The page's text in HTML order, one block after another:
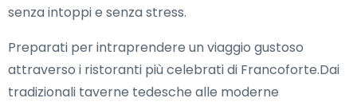
senza intoppi e senza stress.
Preparati per intraprendere un viaggio gustoso
attraverso i ristoranti più celebrati di Francoforte.Dai
tradizionali taverne tedesche alle moderne